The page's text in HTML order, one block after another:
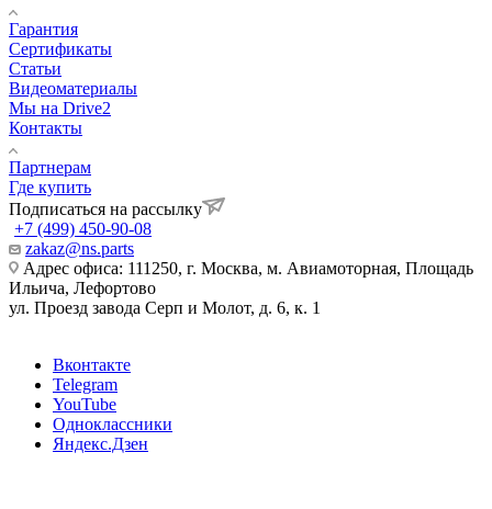
Гарантия
Сертификаты
Статьи
Видеоматериалы
Мы на Drive2
Контакты
Партнерам
Где купить
Подписаться на рассылку
+7 (499) 450-90-08
zakaz@ns.parts
Адрес офиса: 111250, г. Москва, м. Авиамоторная, Площадь
Ильича, Лефортово
ул. Проезд завода Серп и Молот, д. 6, к. 1
Вконтакте
Telegram
YouTube
Одноклассники
Яндекс.Дзен